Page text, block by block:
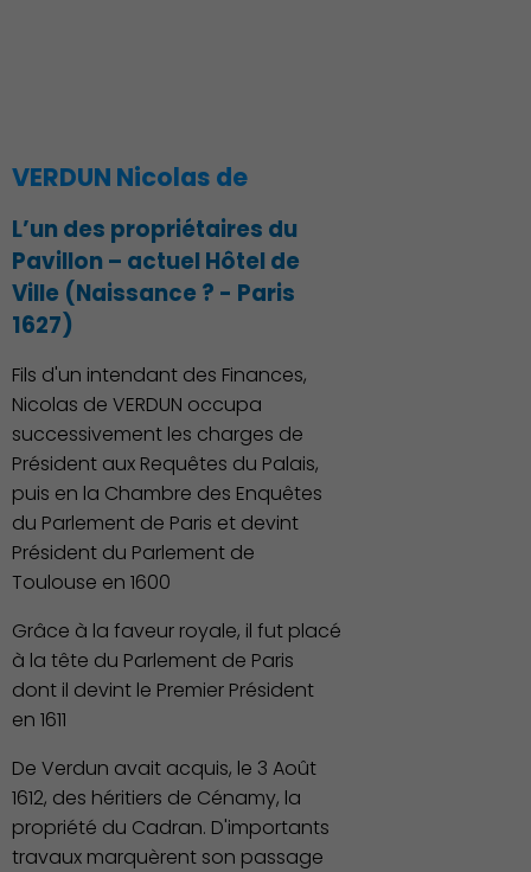
VERDUN Nicolas de
L’un des propriétaires du
Pavillon – actuel Hôtel de
Ville (Naissance ? - Paris
1627)
Fils d'un intendant des Finances,
Nicolas de VERDUN occupa
successivement les charges de
Président aux Requêtes du Palais,
puis en la Chambre des Enquêtes
du Parlement de Paris et devint
Président du Parlement de
Toulouse en 1600
Grâce à la faveur royale, il fut placé
à la tête du Parlement de Paris
dont il devint le Premier Président
en 1611
De Verdun avait acquis, le 3 Août
1612, des héritiers de Cénamy, la
propriété du Cadran. D'importants
travaux marquèrent son passage